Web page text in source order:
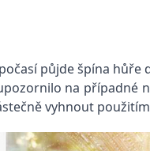
půjde špína
na
vyhnout